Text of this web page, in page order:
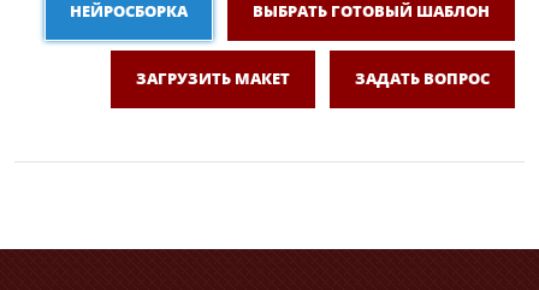
НЕЙРОСБОРКА ВЫБРАТЬ ГОТОВЫЙ ШАБЛОН
ЗАГРУЗИТЬ МАКЕТ ЗАДАТЬ ВОПРОС